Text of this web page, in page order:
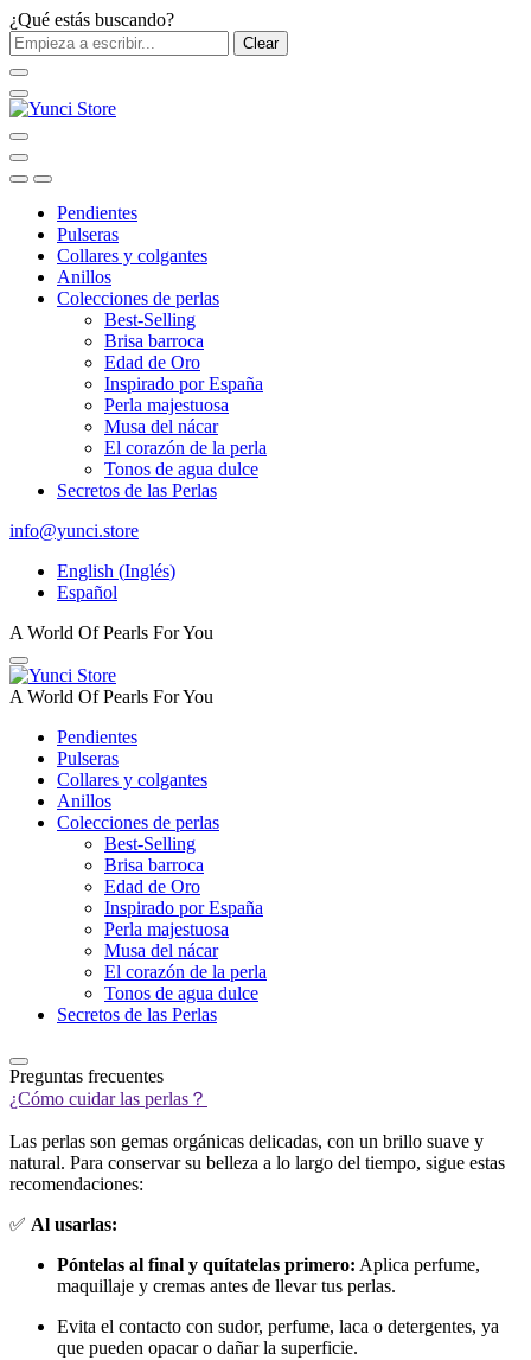
¿Qué estás buscando?
Clear
Pendientes
Pulseras
Collares y colgantes
Anillos
Colecciones de perlas
Best-Selling
Brisa barroca
Edad de Oro
Inspirado por España
Perla majestuosa
Musa del nácar
El corazón de la perla
Tonos de agua dulce
Secretos de las Perlas
info@yunci.store
English (Inglés)
Español
A World Of Pearls For You
A World Of Pearls For You
Pendientes
Pulseras
Collares y colgantes
Anillos
Colecciones de perlas
Best-Selling
Brisa barroca
Edad de Oro
Inspirado por España
Perla majestuosa
Musa del nácar
El corazón de la perla
Tonos de agua dulce
Secretos de las Perlas
Preguntas frecuentes
¿Cómo cuidar las perlas？
Las perlas son gemas orgánicas delicadas, con un brillo suave y
natural. Para conservar su belleza a lo largo del tiempo, sigue estas
recomendaciones:
✅ Al usarlas:
Póntelas al final y quítatelas primero: Aplica perfume,
maquillaje y cremas antes de llevar tus perlas.
Evita el contacto con sudor, perfume, laca o detergentes, ya
que pueden opacar o dañar la superficie.